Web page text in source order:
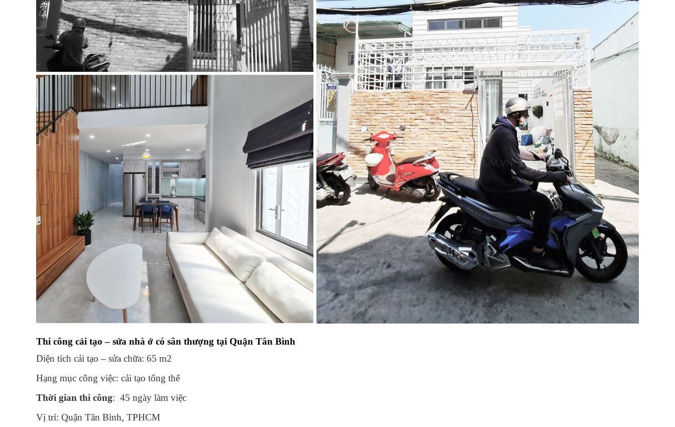
Thi công cải tạo – sửa nhà ở có sân thượng tại Quận Tân Bình
Diện tích cải tạo – sửa chữa: 65 m2
Hạng mục công việc: cải tạo tổng thể
Thời gian thi công: 45 ngày làm việc
Vị trí: Quận Tân Bình, TPHCM